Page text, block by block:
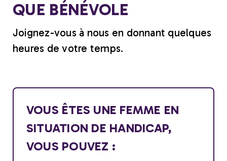
QUE BÉNÉVOLE
Joignez-vous à nous en donnant quelques
heures de votre temps.
VOUS ÊTES UNE FEMME EN
SITUATION DE HANDICAP,
VOUS POUVEZ :